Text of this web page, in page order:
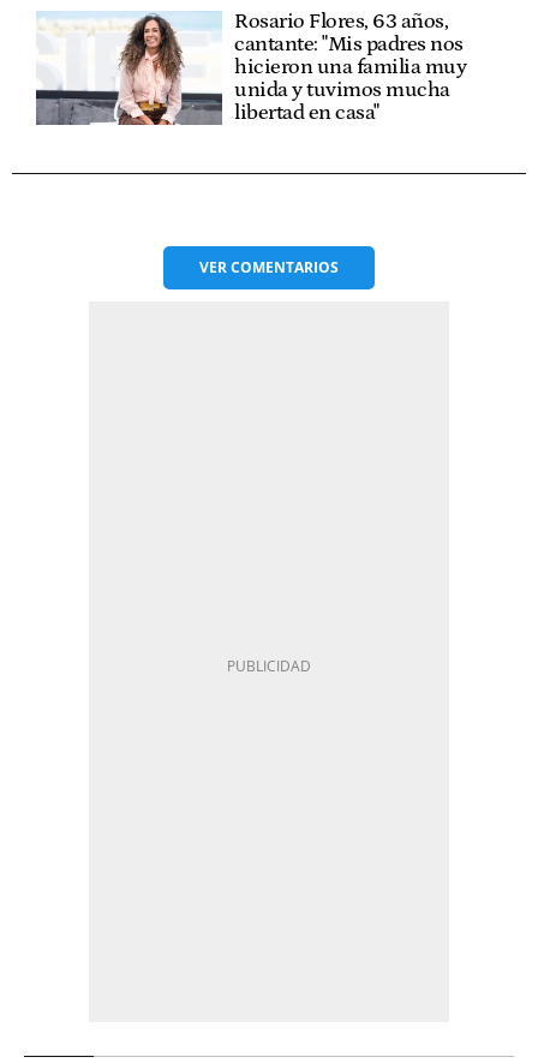
Rosario Flores, 63 años,
cantante: "Mis padres nos
hicieron una familia muy
unida y tuvimos mucha
libertad en casa"
VERCOMENTARIOS